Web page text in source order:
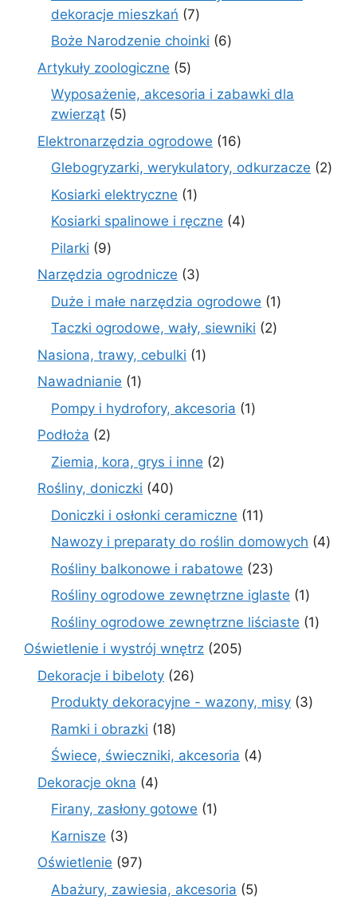
dekoracje mieszkań 77
produktów
Boże Narodzenie choinki 66
Artykuły zoologiczne 55
produktów
Wyposażenie, akcesoria i zabawki dla
zwierząt 55
produktów
Elektronarzędzia ogrodowe 1616
produktów
Glebogryzarki, werykulatory, odkurzacze 22
Kosiarki elektryczne 11
produkt
Kosiarki spalinowe i ręczne 44
Pilarki 99
produktów
Narzędzia ogrodnicze 33
produkty
Duże i małe narzędzia ogrodowe 11
Taczki ogrodowe, wały, siewniki 22
Nasiona, trawy, cebulki 11
Nawadnianie 11
produkt
Pompy i hydrofory, akcesoria 11
Podłoża 22
Ziemia, kora, grys i inne 22
Rośliny, doniczki 4040
produktów
Doniczki i osłonki ceramiczne 1111
produktów
Nawozy i preparaty do roślin domowych 44
Rośliny balkonowe i rabatowe 2323
produkty
Rośliny ogrodowe zewnętrzne iglaste 11
produkt
Rośliny ogrodowe zewnętrzne liściaste 11
Oświetlenie i wystrój wnętrz 205205
Dekoracje i bibeloty 2626
Produkty dekoracyjne - wazony, misy 33
Ramki i obrazki 1818
produktów
Świece, świeczniki, akcesoria 44
Dekoracje okna 44
produkty
Firany, zasłony gotowe 11
Karnisze 33
produkty
Oświetlenie 9797
produktów
Abażury, zawiesia, akcesoria 55